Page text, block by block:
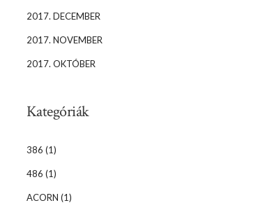
2017. DECEMBER
2017. NOVEMBER
2017. OKTÓBER
Kategóriák
386 (1)
486 (1)
ACORN (1)